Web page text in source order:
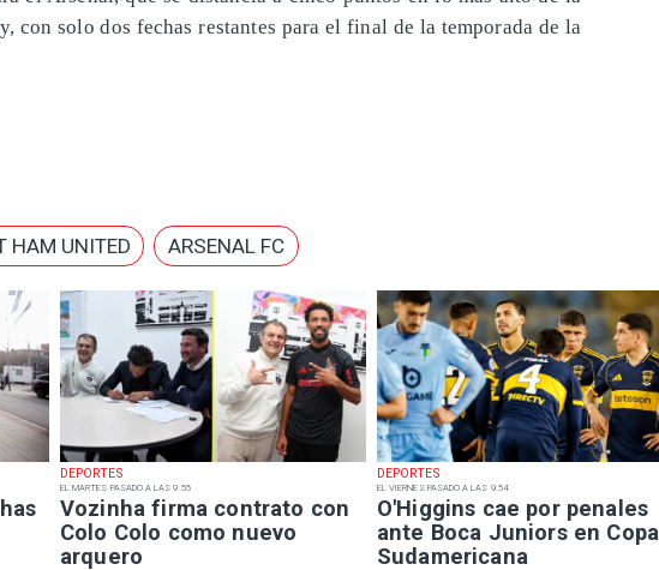
DEPORTES
EL MARTES PASADO A LAS 9:55
Vozinha firma contrato con
Colo Colo como nuevo
arquero
DEPORTES
EL VIERNES PASADO A LAS 9:54
O'Higgins cae por penales
ante Boca Juniors en Copa
Sudamericana
con solo dos fechas restantes para el final de la temporada de la
HAM UNITED ARSENAL FC